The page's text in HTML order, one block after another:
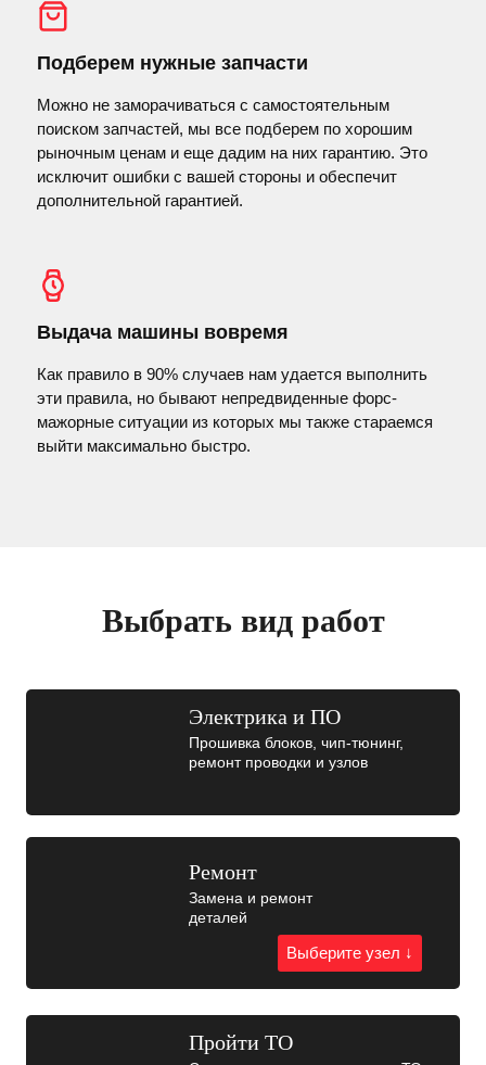
Подберем нужные запчасти
Можно не заморачиваться с самостоятельным
поиском запчастей, мы все подберем по хорошим
рыночным ценам и еще дадим на них гарантию. Это
исключит ошибки с вашей стороны и обеспечит
дополнительной гарантией.
Выдача машины вовремя
Как правило в 90% случаев нам удается выполнить
эти правила, но бывают непредвиденные форс-
мажорные ситуации из которых мы также стараемся
выйти максимально быстро.
Выбрать вид работ
Электрика и ПО
Прошивка блоков, чип-тюнинг,
ремонт проводки и узлов
Ремонт
Замена и ремонт
деталей
Выберите узел ↓
Пройти ТО